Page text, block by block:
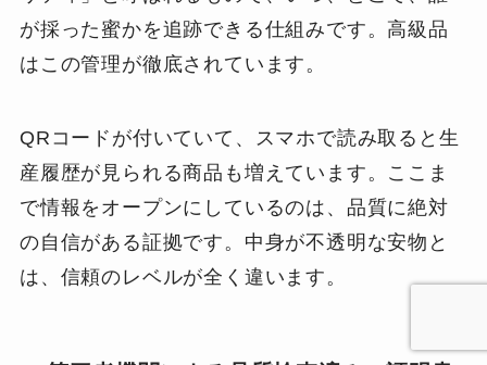
が採った蜜かを追跡できる仕組みです。高級品
はこの管理が徹底されています。
QRコードが付いていて、スマホで読み取ると生
産履歴が見られる商品も増えています。ここま
で情報をオープンにしているのは、品質に絶対
の自信がある証拠です。中身が不透明な安物と
は、信頼のレベルが全く違います。